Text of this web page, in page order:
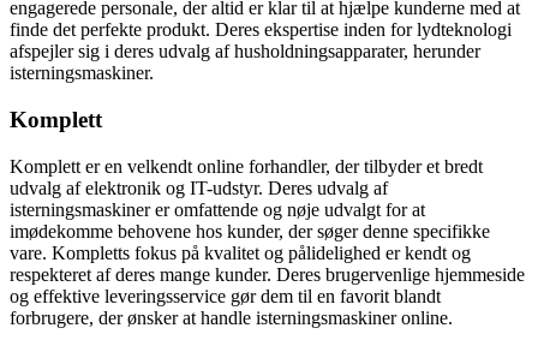
engagerede personale, der altid er klar til at hjælpe kunderne med at
finde det perfekte produkt. Deres ekspertise inden for lydteknologi
afspejler sig i deres udvalg af husholdningsapparater, herunder
isterningsmaskiner.
Komplett
Komplett er en velkendt online forhandler, der tilbyder et bredt
udvalg af elektronik og IT-udstyr. Deres udvalg af
isterningsmaskiner er omfattende og nøje udvalgt for at
imødekomme behovene hos kunder, der søger denne specifikke
vare. Kompletts fokus på kvalitet og pålidelighed er kendt og
respekteret af deres mange kunder. Deres brugervenlige hjemmeside
og effektive leveringsservice gør dem til en favorit blandt
forbrugere, der ønsker at handle isterningsmaskiner online.